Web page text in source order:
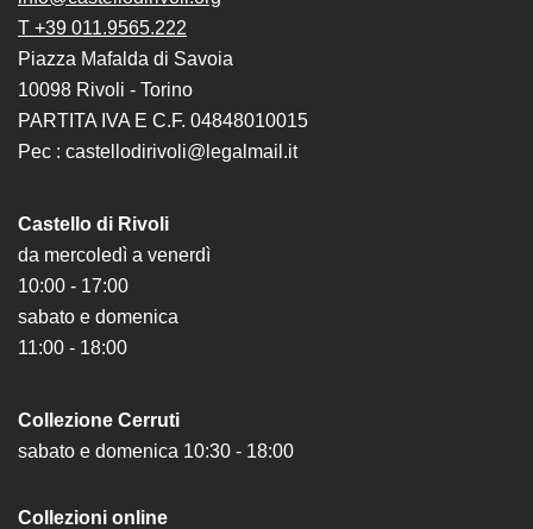
T +39 011.9565.222
Piazza Mafalda di Savoia
10098 Rivoli - Torino
PARTITA IVA E C.F. 04848010015
Pec : castellodirivoli@legalmail.it
Castello di Rivoli
da mercoledì a venerdì
10:00 - 17:00
sabato e domenica
11:00 - 18:00
Collezione Cerruti
sabato e domenica 10:30 - 18:00
Collezioni online